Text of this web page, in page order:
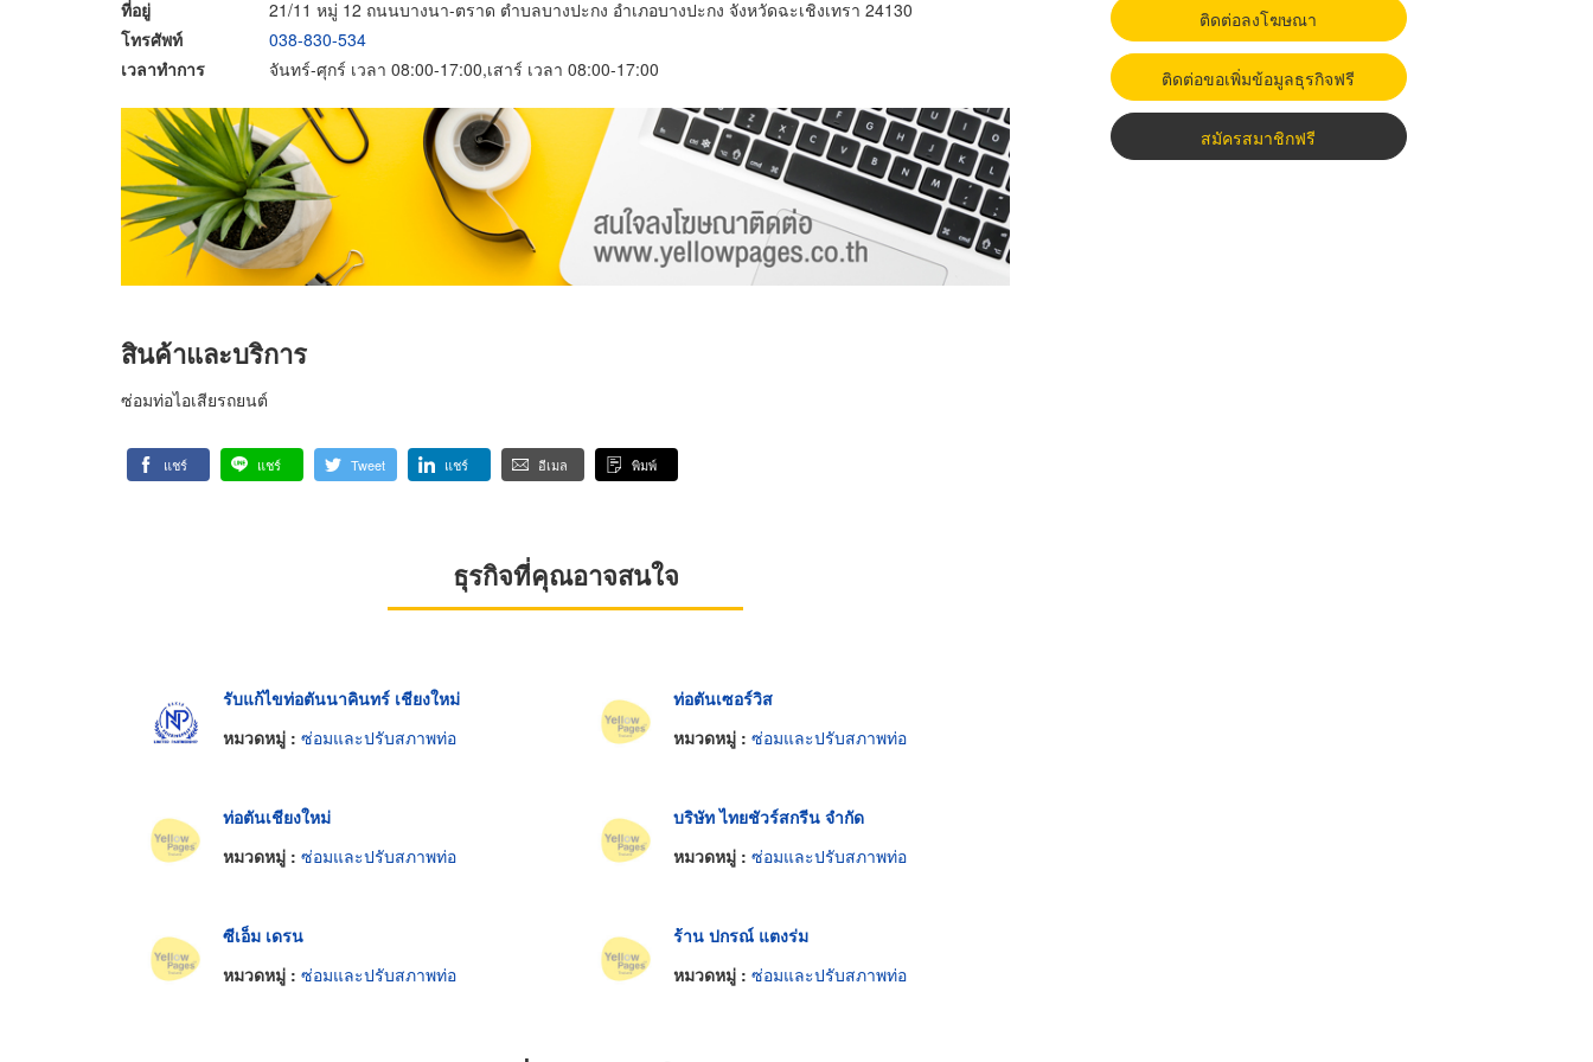
ที่อยู่
21/11 หมู่ 12 ถนนบางนา-ตราด ตำบลบางปะกง อำเภอบางปะกง จังหวัดฉะเชิงเทรา 24130
โทรศัพท์
038-830-534
เวลาทำการ
จันทร์-ศุกร์ เวลา 08:00-17:00,เสาร์ เวลา 08:00-17:00
สินค้าและบริการ
ซ่อมท่อไอเสียรถยนต์
แชร์ แชร์ Tweet แชร์ อีเมล พิมพ์
ธุรกิจที่คุณอาจสนใจ
รับแก้ไขท่อตันนาคินทร์ เชียงใหม่
หมวดหมู่ : ซ่อมและปรับสภาพท่อ
ท่อตันเซอร์วิส
หมวดหมู่ : ซ่อมและปรับสภาพท่อ
ท่อตันเชียงใหม่
หมวดหมู่ : ซ่อมและปรับสภาพท่อ
บริษัท ไทยชัวร์สกรีน จำกัด
หมวดหมู่ : ซ่อมและปรับสภาพท่อ
ซีเอ็ม เดรน
หมวดหมู่ : ซ่อมและปรับสภาพท่อ
ร้าน ปกรณ์ แตงร่ม
หมวดหมู่ : ซ่อมและปรับสภาพท่อ
ติดต่อลงโฆษณา
ติดต่อขอเพิ่มข้อมูลธุรกิจฟรี
สมัครสมาชิกฟรี